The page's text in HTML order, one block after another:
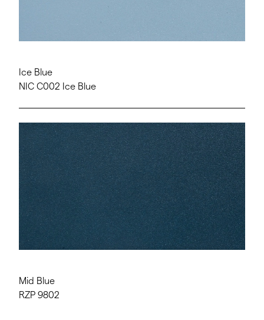
Ice Blue
NIC C002 Ice Blue
Mid Blue
RZP 9802